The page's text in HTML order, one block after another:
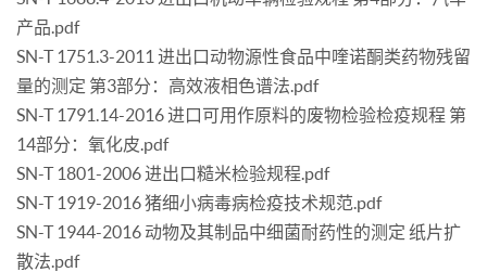
产品.pdf
SN-T 1751.3-2011 进出口动物源性食品中喹诺酮类药物残留
量的测定 第3部分：高效液相色谱法.pdf
SN-T 1791.14-2016 进口可用作原料的废物检验检疫规程 第
14部分：氧化皮.pdf
SN-T 1801-2006 进出口糙米检验规程.pdf
SN-T 1919-2016 猪细小病毒病检疫技术规范.pdf
SN-T 1944-2016 动物及其制品中细菌耐药性的测定 纸片扩
散法.pdf